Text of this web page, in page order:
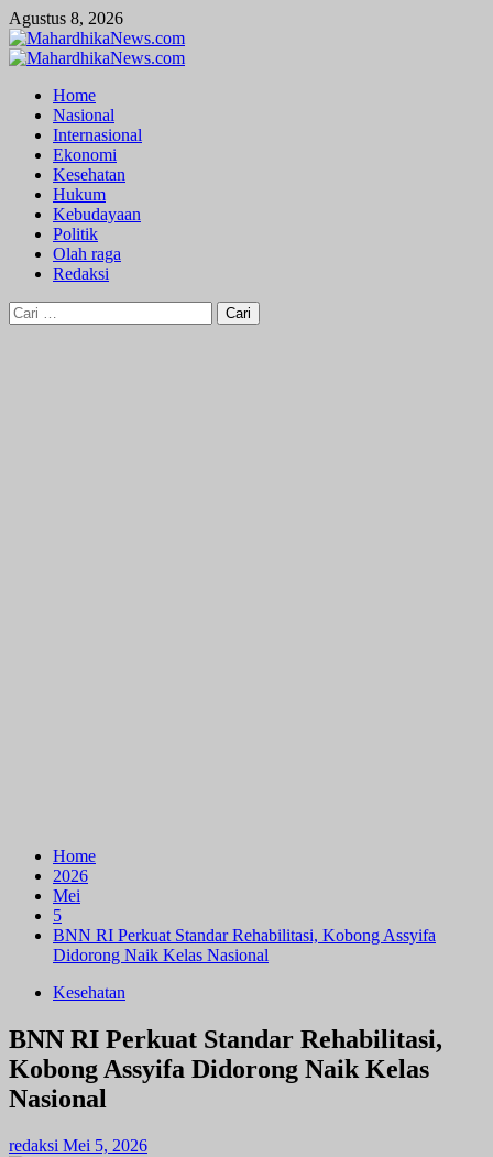
Skip
to
content
Agustus 8, 2026
Primary
Home
Nasional
Internasional
Ekonomi
Kesehatan
Hukum
Kebudayaan
Politik
Olah raga
Redaksi
Cari
untuk:
Home
2026
Mei
5
BNN RI Perkuat Standar Rehabilitasi, Kobong Assyifa
Didorong Naik Kelas Nasional
Kesehatan
BNN RI Perkuat Standar Rehabilitasi,
Kobong Assyifa Didorong Naik Kelas
Nasional
redaksi Mei 5, 2026